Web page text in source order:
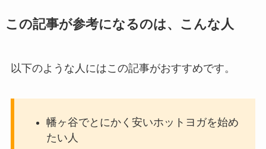
この記事が参考になるのは、こんな人
以下のような人にはこの記事がおすすめです。
幡ヶ谷でとにかく安いホットヨガを始め
たい人